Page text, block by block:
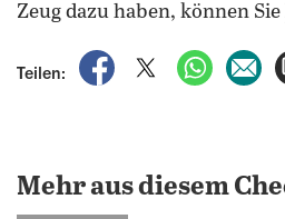
Zeug dazu haben, können Sie
Teilen:
auf Facebook teilen
auf X teilen
per
Mehr aus diesem